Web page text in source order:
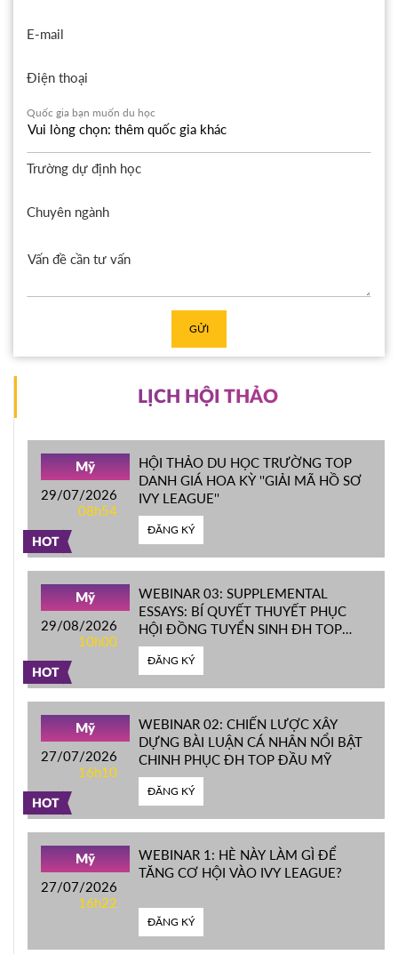
E-mail
Điện thoại
Quốc gia bạn muốn du học
Trường dự định học
Chuyên ngành
GỬI
LỊCH HỘI THẢO
HOT
Mỹ
29/07/2026
08h54
HỘI THẢO DU HỌC TRƯỜNG TOP
DANH GIÁ HOA KỲ ''GIẢI MÃ HỒ SƠ
IVY LEAGUE''
ĐĂNG KÝ
HOT
Mỹ
29/08/2026
10h00
WEBINAR 03: SUPPLEMENTAL
ESSAYS: BÍ QUYẾT THUYẾT PHỤC
HỘI ĐỒNG TUYỂN SINH ĐH TOP
ĐẦU MỸ
ĐĂNG KÝ
HOT
Mỹ
27/07/2026
16h10
WEBINAR 02: CHIẾN LƯỢC XÂY
DỰNG BÀI LUẬN CÁ NHÂN NỔI BẬT
CHINH PHỤC ĐH TOP ĐẦU MỸ
ĐĂNG KÝ
Mỹ
27/07/2026
16h22
WEBINAR 1: HÈ NÀY LÀM GÌ ĐỂ
TĂNG CƠ HỘI VÀO IVY LEAGUE?
ĐĂNG KÝ